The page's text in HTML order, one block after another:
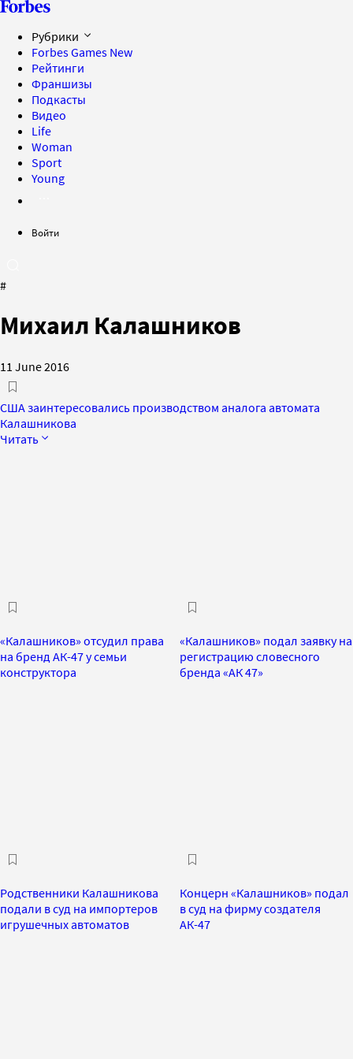
Рубрики
Forbes Games New
Рейтинги
Франшизы
Подкасты
Видео
Life
Woman
Sport
Young
Войти
#
Михаил Калашников
11 June 2016
США заинтересовались производством аналога автомата
Калашникова
Читать
«Калашников» отсудил права
на бренд АК-47 у семьи
конструктора
«Калашников» подал заявку на
регистрацию словесного
бренда «АК 47»
Родственники Калашникова
подали в суд на импортеров
игрушечных автоматов
Концерн «Калашников» подал
в суд на фирму создателя
АК-47